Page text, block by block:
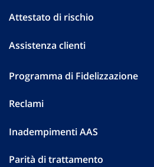
Attestato di rischio
Assistenza clienti
Programma di Fidelizzazione
Reclami
Inadempimenti AAS
Parità di trattamento